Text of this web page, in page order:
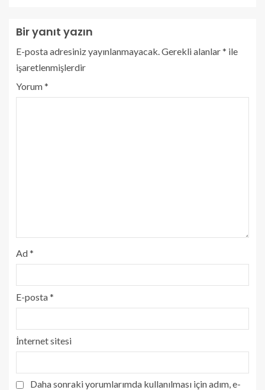
Bir yanıt yazın
E-posta adresiniz yayınlanmayacak.Gerekli alanlar* ile
işaretlenmişlerdir
Yorum*
Ad*
E-posta*
İnternet sitesi
Daha sonraki yorumlarımda kullanılması için adım, e-